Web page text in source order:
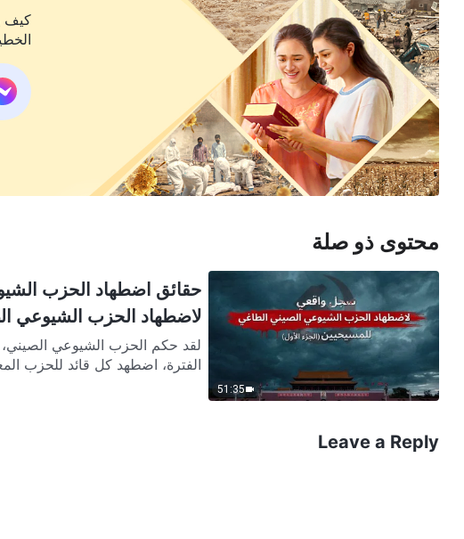
كيف
محتوى ذو صلة
51:35
حقائق اضطهاد الحزب
لاضطهاد الحزب الشيوعي
الفترة، اضطهد كل قائد للحزب
Leave a Reply